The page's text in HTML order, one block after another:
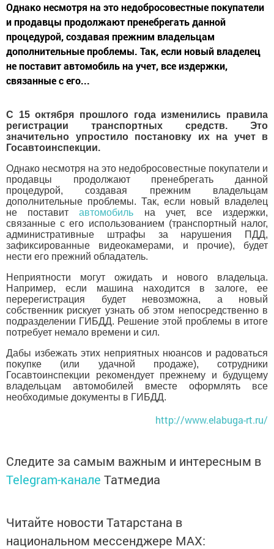
Однако несмотря на это недобросовестные покупатели
и продавцы продолжают пренебрегать данной
процедурой, создавая прежним владельцам
дополнительные проблемы. Так, если новый владелец
не поставит автомобиль на учет, все издержки,
связанные с его...
С 15 октября прошлого года изменились правила
регистрации транспортных средств. Это
значительно упростило постановку их на учет в
Госавтоинспекции.
Однако несмотря на это недобросовестные покупатели и
продавцы продолжают пренебрегать данной
процедурой, создавая прежним владельцам
дополнительные проблемы. Так, если новый владелец
не поставитавтомобиль на учет, все издержки,
связанные с его использованием (транспортный налог,
административные штрафы за нарушения ПДД,
зафиксированные видеокамерами, и прочие), будет
нести его прежний обладатель.
Неприятности могут ожидать и нового владельца.
Например, если машина находится в залоге, ее
перерегистрация будет невозможна, а новый
собственник рискует узнать об этом непосредственно в
подразделении ГИБДД. Решение этой проблемы в итоге
потребует немало времени и сил.
Дабы избежать этих неприятных нюансов и радоваться
покупке (или удачной продаже), сотрудники
Госавтоинспекции рекомендует прежнему и будущему
владельцам автомобилей вместе оформлять все
необходимые документы в ГИБДД.
http://www.elabuga-rt.ru/
Следите за самым важным и интересным в
Telegram-канале Татмедиа
Читайте новости Татарстана в
национальном мессенджере MАХ: